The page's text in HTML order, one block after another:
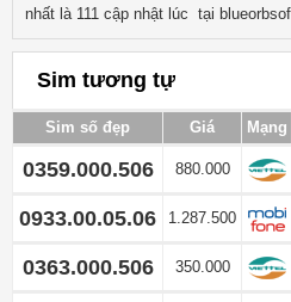
nhất là 111 cập nhật lúc tại
Sim tương tự
Sim số đẹp Giá Mạng
0359.000.506 880.000
0933.00.05.06 1.287.500
0363.000.506 350.000